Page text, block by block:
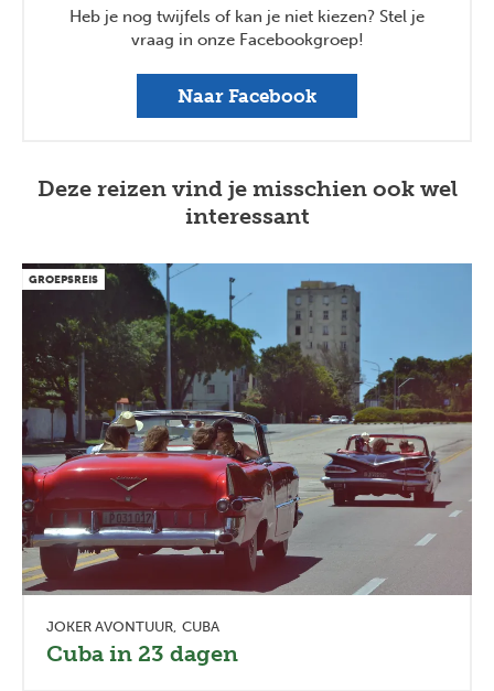
Heb je nog twijfels of kan je niet kiezen? Stel je
vraag in onze Facebookgroep!
Naar Facebook
Deze reizen vind je misschien ook wel
interessant
GROEPSREIS
JOKER AVONTUUR CUBA
Cuba in 23 dagen